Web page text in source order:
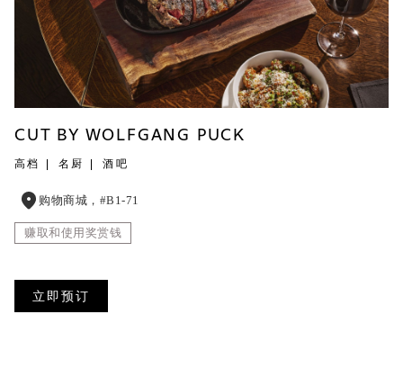
CUT BY WOLFGANG PUCK
高档 名厨 酒吧
购物商城，#B1-71
赚取和使用奖赏钱
立即预订